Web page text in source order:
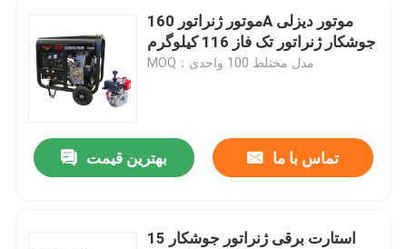
موتور ژنراتور 160A موتور دیزلی
جوشکار ژنراتور تک فاز 116 کیلوگرم
MOQ：مدل مختلط 100 واحدی
بهترین قیمت تماس با ما
استارت برقی ژنراتور جوشکار 15